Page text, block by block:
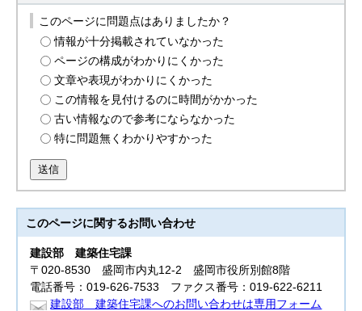
このページに問題点はありましたか？
情報が十分掲載されていなかった
ページの構成がわかりにくかった
文章や表現がわかりにくかった
この情報を見付けるのに時間がかかった
古い情報なので参考にならなかった
特に問題無くわかりやすかった
送信
このページに関するお問い合わせ
建設部建築住宅課
〒020-8530 盛岡市内丸12-2 盛岡市役所別館8階
電話番号：019-626-7533 ファクス番号：019-622-6211
建設部 建築住宅課へのお問い合わせは専用フォーム